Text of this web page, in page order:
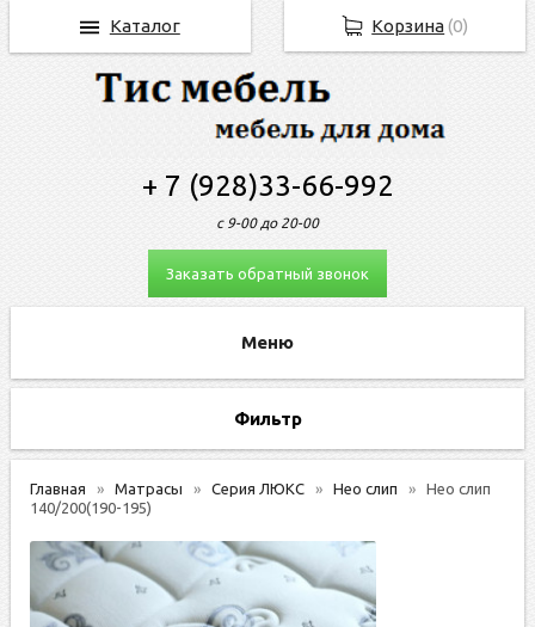
+ 7 (928)33-66-992
с 9-00 до 20-00
Заказать обратный звонок
Фильтр
Главная Матрасы Серия ЛЮКС Нео слип
Нео слип
140/200(190-195)
Корзина(0)
Каталог